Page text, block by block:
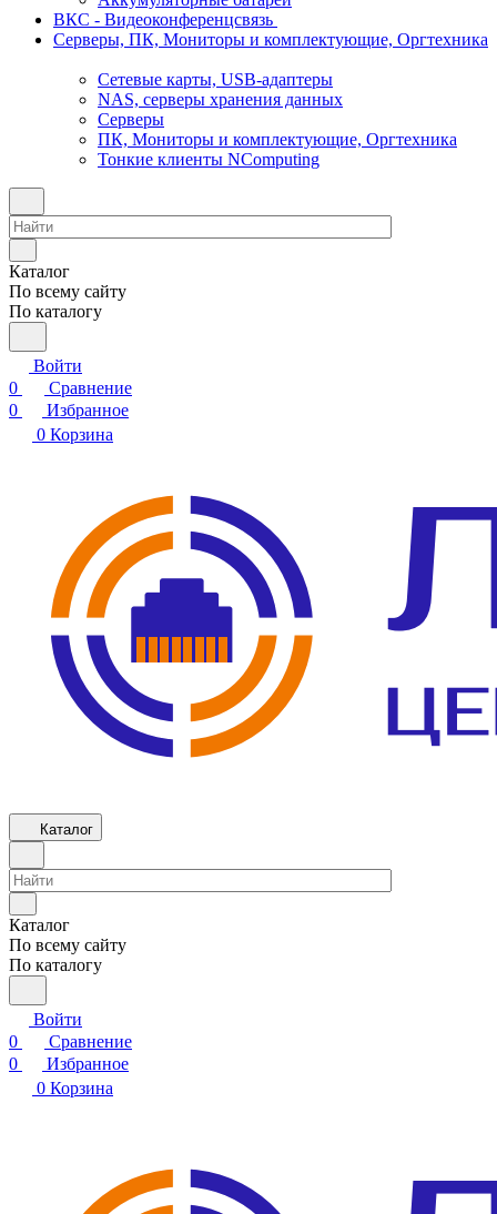
ВКС - Видеоконференцсвязь
Серверы, ПК, Мониторы и комплектующие, Оргтехника
Сетевые карты, USB-адаптеры
NAS, серверы хранения данных
Серверы
ПК, Мониторы и комплектующие, Оргтехника
Тонкие клиенты NComputing
Каталог
По всему сайту
По каталогу
Войти
0
Сравнение
0
Избранное
0 Корзина
Каталог
Каталог
По всему сайту
По каталогу
Войти
0
Сравнение
0
Избранное
0 Корзина